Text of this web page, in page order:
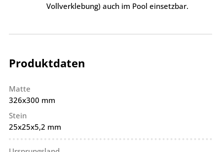
Vollverklebung) auch im Pool einsetzbar.
Produktdaten
Matte
326x300 mm
Stein
25x25x5,2 mm